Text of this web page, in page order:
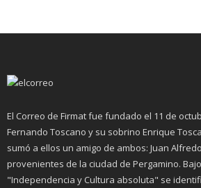
El Correo de Firmat fue fundado el 11 de
Fernando Toscano y su sobrino Enrique
sumó a ellos un amigo de ambos: Juan
provenientes de la ciudad de Pergamino.
"Independencia y Cultura absoluta" se